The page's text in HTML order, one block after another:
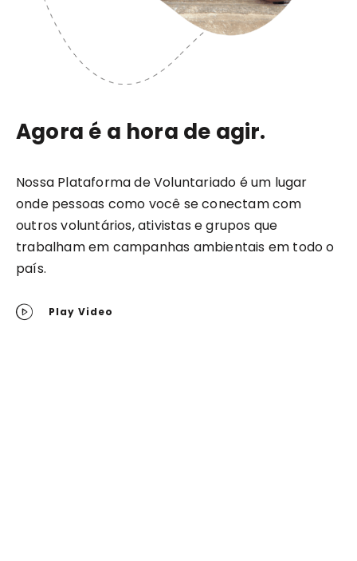
Agora é a hora de agir.
Nossa Plataforma de Voluntariado é um lugar
onde pessoas como você se conectam com
outros voluntários, ativistas e grupos que
trabalham em campanhas ambientais em todo o
país.
Play Video